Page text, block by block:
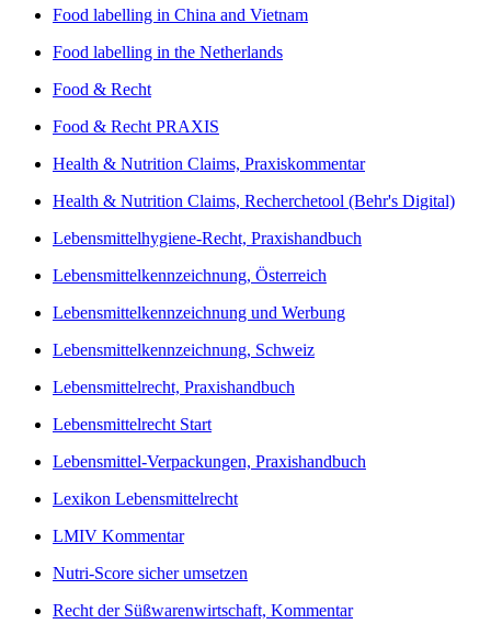
Food labelling in China and Vietnam
Food labelling in the Netherlands
Food & Recht
Food & Recht PRAXIS
Health & Nutrition Claims, Praxiskommentar
Health & Nutrition Claims, Recherchetool (Behr's Digital)
Lebensmittelhygiene-Recht, Praxishandbuch
Lebensmittelkennzeichnung, Österreich
Lebensmittelkennzeichnung und Werbung
Lebensmittelkennzeichnung, Schweiz
Lebensmittelrecht, Praxishandbuch
Lebensmittelrecht Start
Lebensmittel-Verpackungen, Praxishandbuch
Lexikon Lebensmittelrecht
LMIV Kommentar
Nutri-Score sicher umsetzen
Recht der Süßwarenwirtschaft, Kommentar